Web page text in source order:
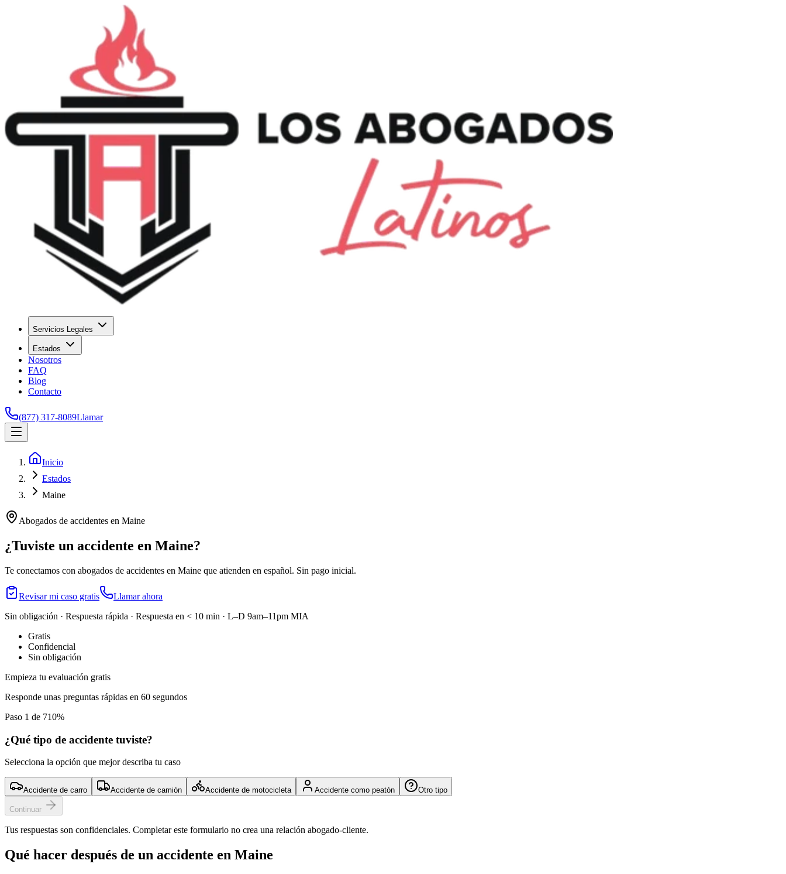
Servicios Legales
Estados
Nosotros
FAQ
Blog
Contacto
(877) 317-8089Llamar
Inicio
Estados
Maine
Abogados de accidentes en Maine
¿Tuviste un accidente en Maine?
Te conectamos con abogados de accidentes en Maine que atienden en español. Sin pago inicial.
Revisar mi caso gratis
Llamar ahora
Sin obligación · Respuesta rápida · Respuesta en < 10 min · L–D 9am–11pm MIA
Gratis
Confidencial
Sin obligación
Empieza tu evaluación gratis
Responde unas preguntas rápidas en 60 segundos
Paso 1 de 710%
¿Qué tipo de accidente tuviste?
Selecciona la opción que mejor describa tu caso
Accidente de carro Accidente de camión Accidente de motocicleta Accidente como peatón Otro tipo
Continuar
Tus respuestas son confidenciales. Completar este formulario no crea una relación abogado-cliente.
Qué hacer después de un accidente en Maine